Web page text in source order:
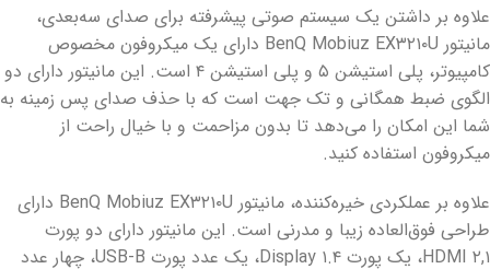
علاوه بر داشتن یک سیستم صوتی پیشرفته برای صدای سه‌بعدی،
مانیتور BenQ Mobiuz EX۳۲۱۰U دارای یک میکروفون مخصوص
کامپیوتر، پلی استیشن ۵ و پلی استیشن ۴ است. این مانیتور دارای دو
الگوی ضبط همگانی و تک جهت است که با حذف صدای پس زمینه به
شما این امکان را می‌دهد تا بدون مزاحمت و با خیال راحت از
میکروفون استفاده کنید.
علاوه بر عملکردی خیره‌کننده، مانیتور BenQ Mobiuz EX۳۲۱۰U دارای
طراحی فوق‌العاده زیبا و مدرنی است. این مانیتور دارای دو پورت
HDMI ۲,۱، یک پورت Display ۱.۴، یک عدد پورت USB-B، چهار عدد